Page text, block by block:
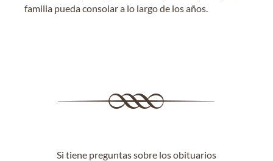
familia pueda consolar a lo largo de los años.
Si tiene preguntas sobre los obituarios